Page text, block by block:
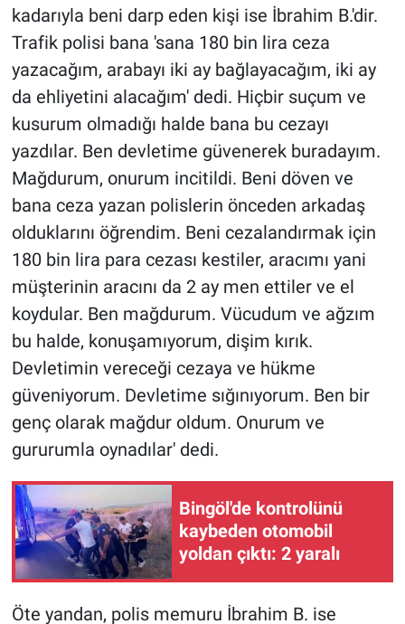
kadarıyla beni darp eden kişi ise İbrahim B.'dir.
Trafik polisi bana 'sana 180 bin lira ceza
yazacağım, arabayı iki ay bağlayacağım, iki ay
da ehliyetini alacağım' dedi. Hiçbir suçum ve
kusurum olmadığı halde bana bu cezayı
yazdılar. Ben devletime güvenerek buradayım.
Mağdurum, onurum incitildi. Beni döven ve
bana ceza yazan polislerin önceden arkadaş
olduklarını öğrendim. Beni cezalandırmak için
180 bin lira para cezası kestiler, aracımı yani
müşterinin aracını da 2 ay men ettiler ve el
koydular. Ben mağdurum. Vücudum ve ağzım
bu halde, konuşamıyorum, dişim kırık.
Devletimin vereceği cezaya ve hükme
güveniyorum. Devletime sığınıyorum. Ben bir
genç olarak mağdur oldum. Onurum ve
gururumla oynadılar' dedi.
Bingöl'de kontrolünü
kaybeden otomobil
yoldan çıktı: 2 yaralı
Öte yandan, polis memuru İbrahim B. ise